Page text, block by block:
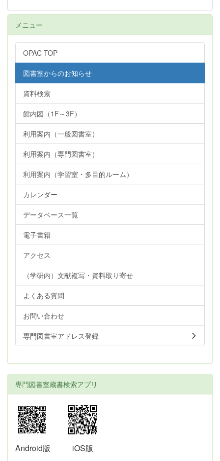
メニュー
OPAC TOP
図書室からのお知らせ
資料検索
館内図（1F～3F）
利用案内（一般図書室）
利用案内（専門図書室）
利用案内（学習室・多目的ルーム）
カレンダー
データベース一覧
電子書籍
アクセス
（学研内）文献複写・資料取り寄せ
よくある質問
お問い合わせ
専門図書室アドレス登録
専門図書室蔵書検索アプリ
Android版 iOS版